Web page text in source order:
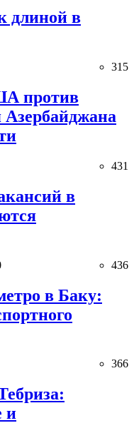
длиной в
315
против
Азербайджана
431
в
436
в Баку:
366
и